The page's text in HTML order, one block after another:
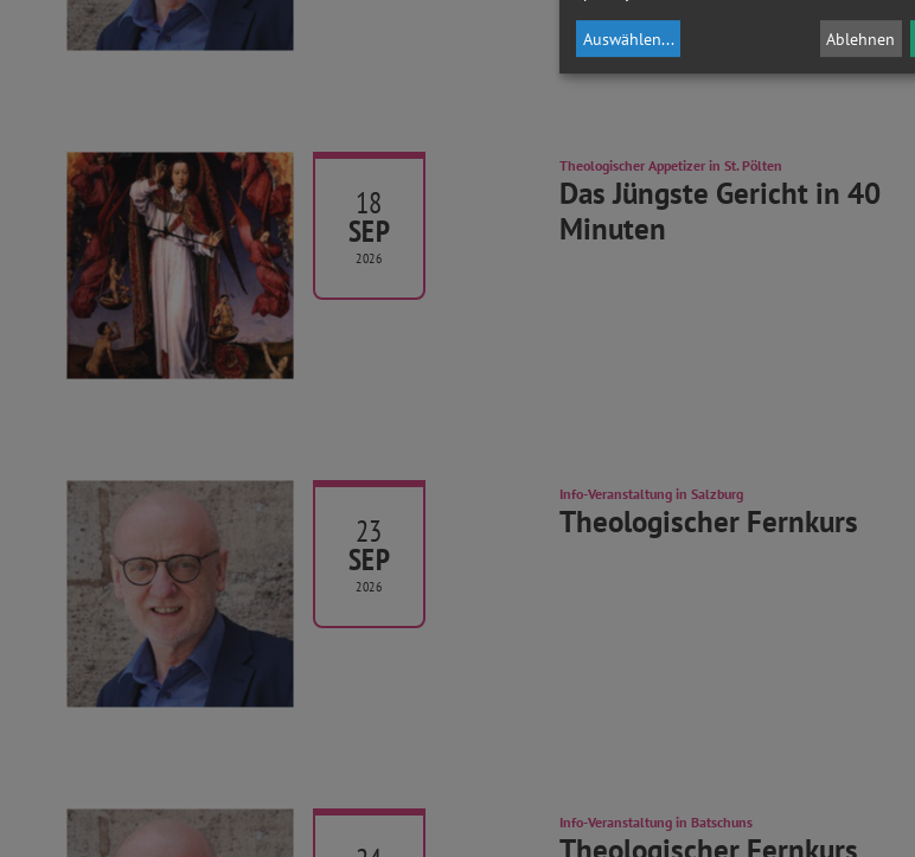
18
SEP
2026
Theologischer Appetizer in St. Pölten
Das Jüngste Gericht in 40
Minuten
23
SEP
2026
Info-Veranstaltung in Salzburg
Theologischer Fernkurs
Info-Veranstaltung in Batschuns
Auswählen... Ablehnen